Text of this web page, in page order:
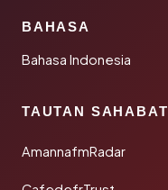
BAHASA
Bahasa Indonesia
TAUTAN SAHABAT
AmannafmRadar